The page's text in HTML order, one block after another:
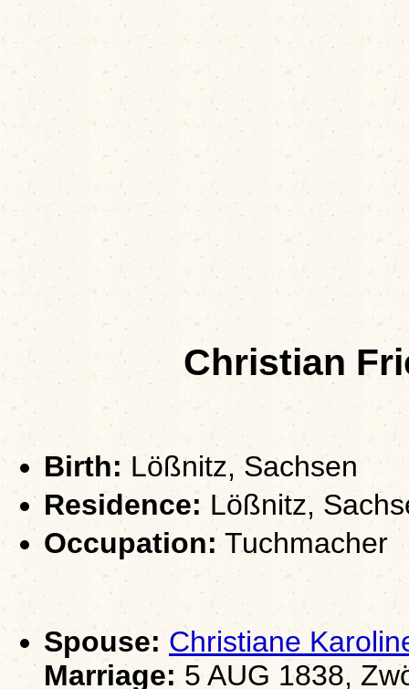
Christian
Birth: Lößnitz, Sachsen
Residence:Lößnitz,
Occupation:Tuchmacher
Spouse: Christiane
Marriage: 5 AUG 1838,